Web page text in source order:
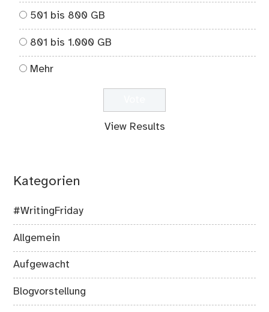
501 bis 800 GB
801 bis 1.000 GB
Mehr
View Results
Kategorien
#WritingFriday
Allgemein
Aufgewacht
Blogvorstellung